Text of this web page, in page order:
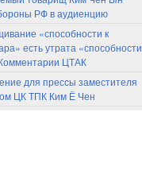
РФ в аудиенцию
«способности к
есть утрата «способности
ЦТАК
для прессы заместителя
ЦК ТПК Ким Ё Чен